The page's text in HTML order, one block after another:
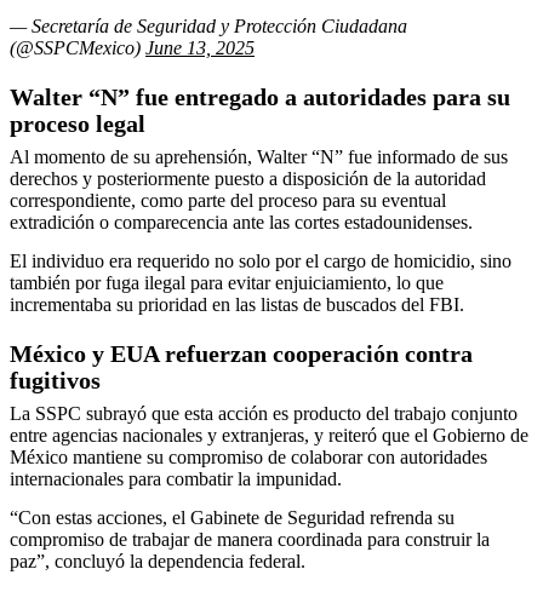
— Secretaría de Seguridad y Protección Ciudadana
(@SSPCMexico) June 13, 2025
Walter “N” fue entregado a autoridades para su
proceso legal
Al momento de su aprehensión, Walter “N” fue informado de sus
derechos y posteriormente puesto a disposición de la autoridad
correspondiente, como parte del proceso para su eventual
extradición o comparecencia ante las cortes estadounidenses.
El individuo era requerido no solo por el cargo de homicidio, sino
también por fuga ilegal para evitar enjuiciamiento, lo que
incrementaba su prioridad en las listas de buscados del FBI.
México y EUA refuerzan cooperación contra
fugitivos
La SSPC subrayó que esta acción es producto del trabajo conjunto
entre agencias nacionales y extranjeras, y reiteró que el Gobierno de
México mantiene su compromiso de colaborar con autoridades
internacionales para combatir la impunidad.
“Con estas acciones, el Gabinete de Seguridad refrenda su
compromiso de trabajar de manera coordinada para construir la
paz”, concluyó la dependencia federal.